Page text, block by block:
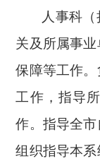
人事科 （
关及所属事
保障等工作
工作 ，指导
作。指导全市
组织指导本系